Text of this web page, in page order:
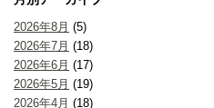
2026年8月 (5)
2026年7月 (18)
2026年6月 (17)
2026年5月 (19)
2026年4月 (18)